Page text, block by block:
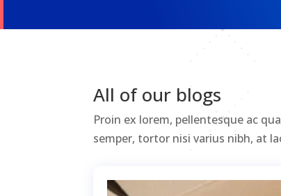
All of our blogs
Proin ex lorem, pellentesque ac
semper, tortor nisi varius nibh, at